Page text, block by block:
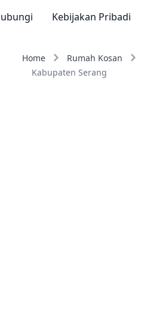
Kebijakan Pribadi
Home Rumah Kosan
Kabupaten Serang